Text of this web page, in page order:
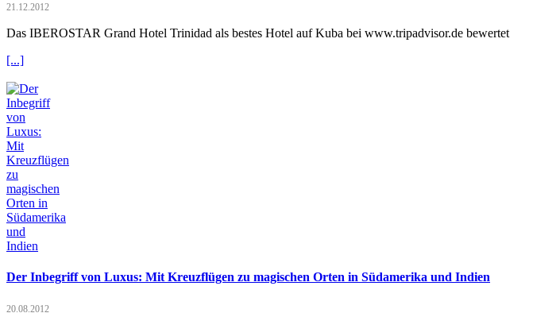
21.12.2012
Das IBEROSTAR Grand Hotel Trinidad als bestes Hotel auf Kuba bei www.tripadvisor.de bewertet
[...]
Der Inbegriff von Luxus: Mit Kreuzflügen zu magischen Orten in Südamerika und Indien
20.08.2012